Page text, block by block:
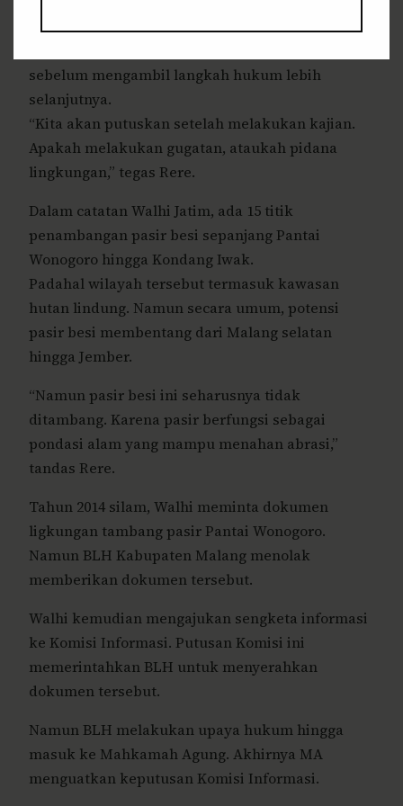
sebelum mengambil langkah hukum lebih
selanjutnya.
“Kita akan putuskan setelah melakukan kajian.
Apakah melakukan gugatan, ataukah pidana
lingkungan,” tegas Rere.
Dalam catatan Walhi Jatim, ada 15 titik
penambangan pasir besi sepanjang Pantai
Wonogoro hingga Kondang Iwak.
Padahal wilayah tersebut termasuk kawasan
hutan lindung. Namun secara umum, potensi
pasir besi membentang dari Malang selatan
hingga Jember.
“Namun pasir besi ini seharusnya tidak
ditambang. Karena pasir berfungsi sebagai
pondasi alam yang mampu menahan abrasi,”
tandas Rere.
Tahun 2014 silam, Walhi meminta dokumen
ligkungan tambang pasir Pantai Wonogoro.
Namun BLH Kabupaten Malang menolak
memberikan dokumen tersebut.
Walhi kemudian mengajukan sengketa informasi
ke Komisi Informasi. Putusan Komisi ini
memerintahkan BLH untuk menyerahkan
dokumen tersebut.
Namun BLH melakukan upaya hukum hingga
masuk ke Mahkamah Agung. Akhirnya MA
menguatkan keputusan Komisi Informasi.